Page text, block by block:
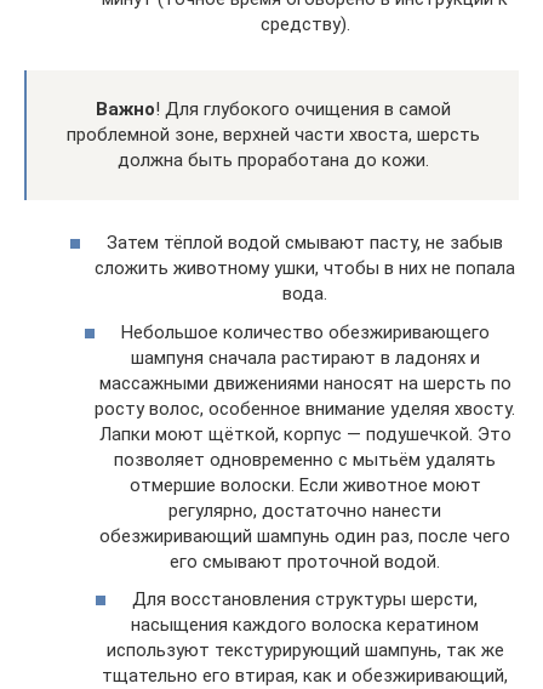
средству).
Важно! Для глубокого очищения в самой
проблемной зоне, верхней части хвоста, шерсть
должна быть проработана до кожи.
Затем тёплой водой смывают пасту, не забыв
сложить животному ушки, чтобы в них не попала
вода.
Небольшое количество обезжиривающего
шампуня сначала растирают в ладонях и
массажными движениями наносят на шерсть по
росту волос, особенное внимание уделяя хвосту.
Лапки моют щёткой, корпус — подушечкой. Это
позволяет одновременно с мытьём удалять
отмершие волоски. Если животное моют
регулярно, достаточно нанести
обезжиривающий шампунь один раз, после чего
его смывают проточной водой.
Для восстановления структуры шерсти,
насыщения каждого волоска кератином
используют текстурирующий шампунь, так же
тщательно его втирая, как и обезжиривающий,